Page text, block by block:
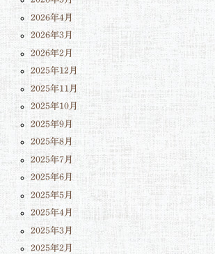
2026年4月
2026年3月
2026年2月
2025年12月
2025年11月
2025年10月
2025年9月
2025年8月
2025年7月
2025年6月
2025年5月
2025年4月
2025年3月
2025年2月